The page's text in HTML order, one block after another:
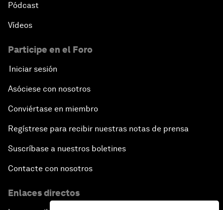
Pódcast
Vídeos
Participe en el Foro
Iniciar sesión
Asóciese con nosotros
Conviértase en miembro
Regístrese para recibir nuestras notas de prensa
Suscríbase a nuestros boletines
Contacte con nosotros
Enlaces directos